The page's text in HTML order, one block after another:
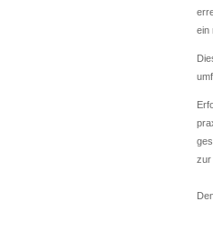
ein
zur